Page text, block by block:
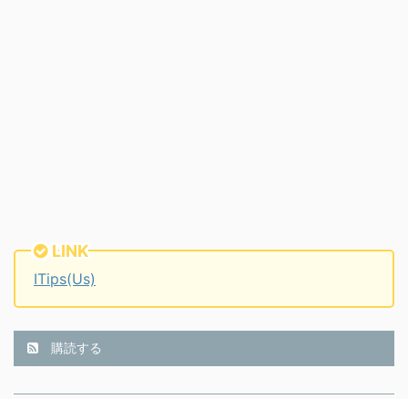
LINK
ITips(Us)
購読する